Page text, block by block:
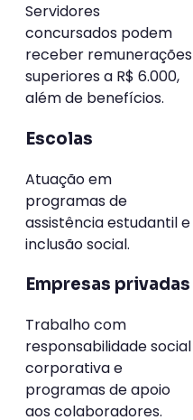
Servidores
concursados podem
receber remunerações
superiores a R$ 6.000,
além de benefícios.
Escolas
Atuação em
programas de
assistência estudantil e
inclusão social.
Empresas privadas
Trabalho com
responsabilidade social
corporativa e
programas de apoio
aos colaboradores.